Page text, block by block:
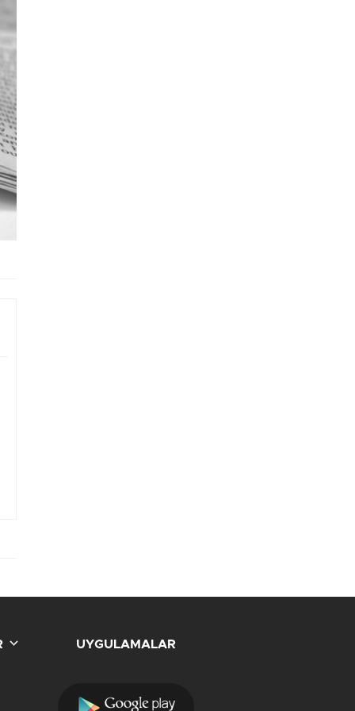
UYGULAMALAR